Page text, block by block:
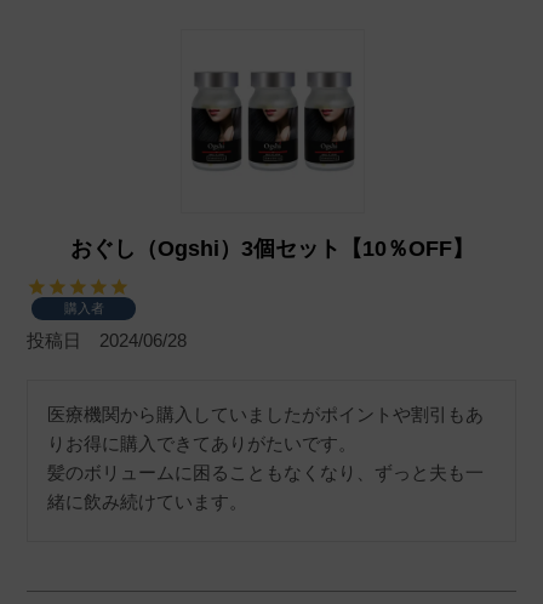
おぐし（Ogshi）3個セット【10％OFF】
購入者
投稿日 2024/06/28
医療機関から購入していましたがポイントや割引もあ
りお得に購入できてありがたいです。
髪のボリュームに困ることもなくなり、ずっと夫も一
緒に飲み続けています。